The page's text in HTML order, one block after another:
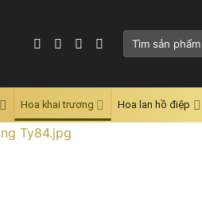
Tìm
Hoa khai trương Hoa lan hồ điệp